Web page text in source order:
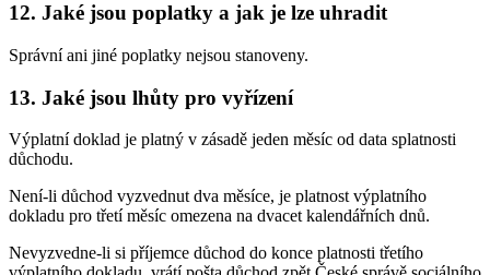
12. Jaké jsou poplatky a jak je lze uhradit
Správní ani jiné poplatky nejsou stanoveny.
13. Jaké jsou lhůty pro vyřízení
Výplatní doklad je platný v zásadě jeden měsíc od data splatnosti
důchodu.
Není-li důchod vyzvednut dva měsíce, je platnost výplatního
dokladu pro třetí měsíc omezena na dvacet kalendářních dnů.
Nevyzvedne-li si příjemce důchod do konce platnosti třetího